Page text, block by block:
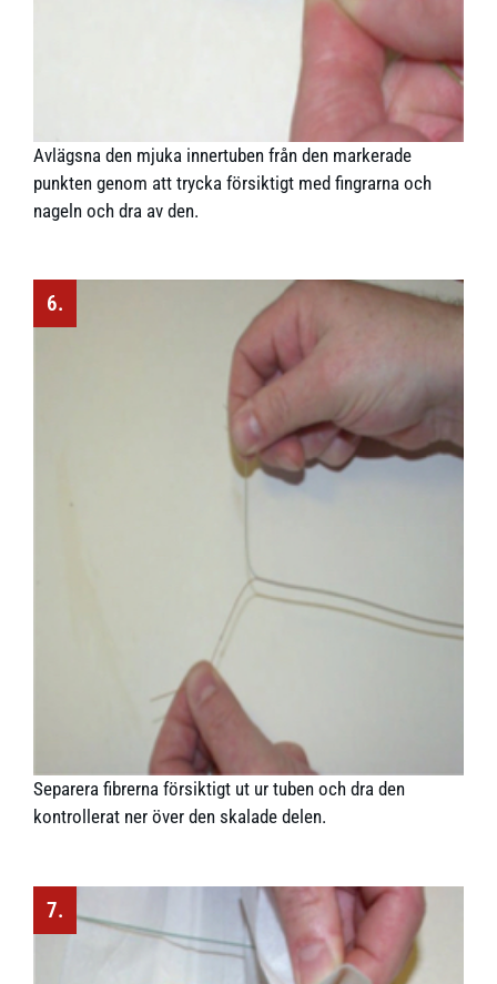
Avlägsna den mjuka innertuben från den markerade
punkten genom att trycka försiktigt med fingrarna och
nageln och dra av den.
6.
Separera fibrerna försiktigt ut ur tuben och dra den
kontrollerat ner över den skalade delen.
7.